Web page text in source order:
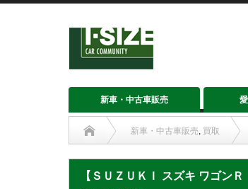
新車・中古車販売
新車・中古車販売, 買取
【ＳＵＺＵＫＩ スズキ ワゴン